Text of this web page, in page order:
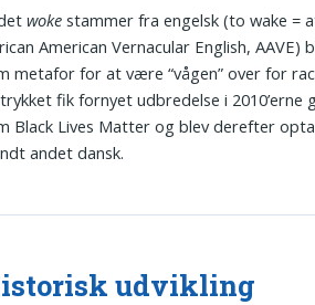
woke stammer fra engelsk (to wake =
American Vernacular English, AAVE)
metafor for at være “vågen” over for
fik fornyet udbredelse i
Black Lives Matter og blev derefter
andet dansk.
udvikling